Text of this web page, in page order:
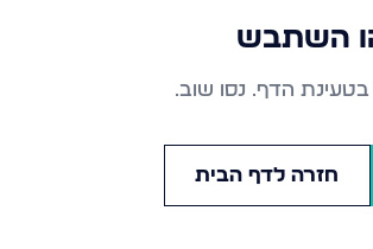
השתבש
הדף. נסו שוב.
חזרה לדף הבית